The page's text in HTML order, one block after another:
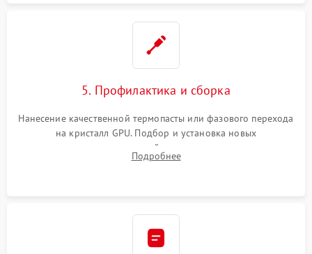
5. Профилактика и сборка
Нанесение качественной термопасты или фазового перехода
на кристалл GPU. Подбор и установка новых
термопрокладок правильной толщины на память и цепи
питания. Монтаж радиатора и бэкплейта, подключение и
Подробнее